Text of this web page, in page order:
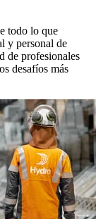
todo lo que
y personal de
de profesionales
desafíos más